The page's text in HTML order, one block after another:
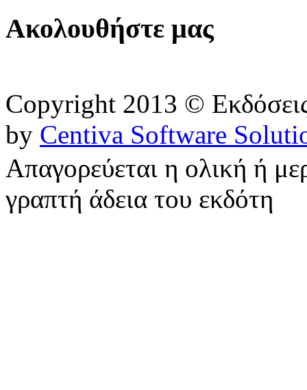
Ακολουθήστε μας
Copyright 2013 ©
by Centiva Software
Απαγορεύεται η ολική ή
γραπτή άδεια του εκδότη